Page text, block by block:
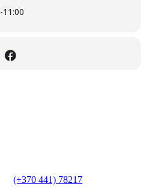
-11:00
(+370 441) 78217